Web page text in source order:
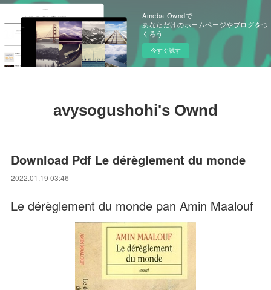
Ameba Owndで
あなただけのホームページやブログをつ
くろう
今すぐ試す
avysogushohi's Ownd
Download Pdf Le dérèglement du monde
2022.01.19 03:46
Le dérèglement du monde pan Amin Maalouf